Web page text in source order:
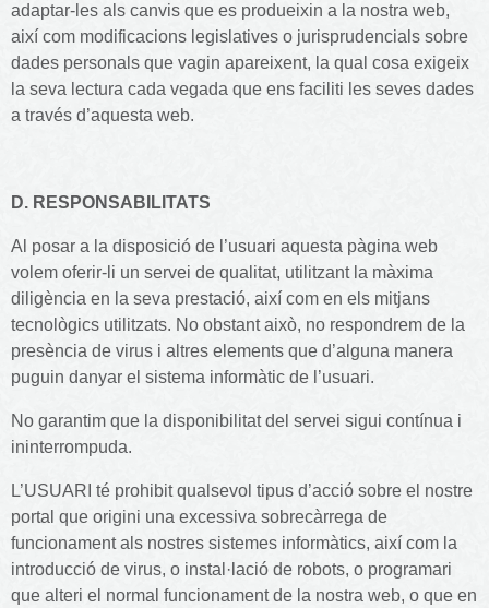
adaptar-les als canvis que es produeixin a la nostra web,
així com modificacions legislatives o jurisprudencials sobre
dades personals que vagin apareixent, la qual cosa exigeix
la seva lectura cada vegada que ens faciliti les seves dades
a través d’aquesta web.
D. RESPONSABILITATS
Al posar a la disposició de l’usuari aquesta pàgina web
volem oferir-li un servei de qualitat, utilitzant la màxima
diligència en la seva prestació, així com en els mitjans
tecnològics utilitzats. No obstant això, no respondrem de la
presència de virus i altres elements que d’alguna manera
puguin danyar el sistema informàtic de l’usuari.
No garantim que la disponibilitat del servei sigui contínua i
ininterrompuda.
L’USUARI té prohibit qualsevol tipus d’acció sobre el nostre
portal que origini una excessiva sobrecàrrega de
funcionament als nostres sistemes informàtics, així com la
introducció de virus, o instal·lació de robots, o programari
que alteri el normal funcionament de la nostra web, o que en